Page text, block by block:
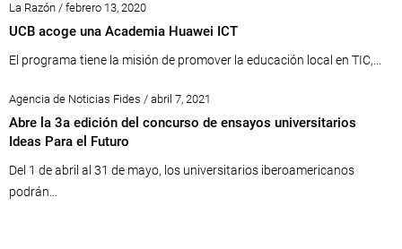
La Razón / febrero 13, 2020
UCB acoge una Academia Huawei ICT
El programa tiene la misión de promover la educación local en TIC,...
Agencia de Noticias Fides / abril 7, 2021
Abre la 3a edición del concurso de ensayos universitarios
Ideas Para el Futuro
Del 1 de abril al 31 de mayo, los universitarios iberoamericanos
podrán...